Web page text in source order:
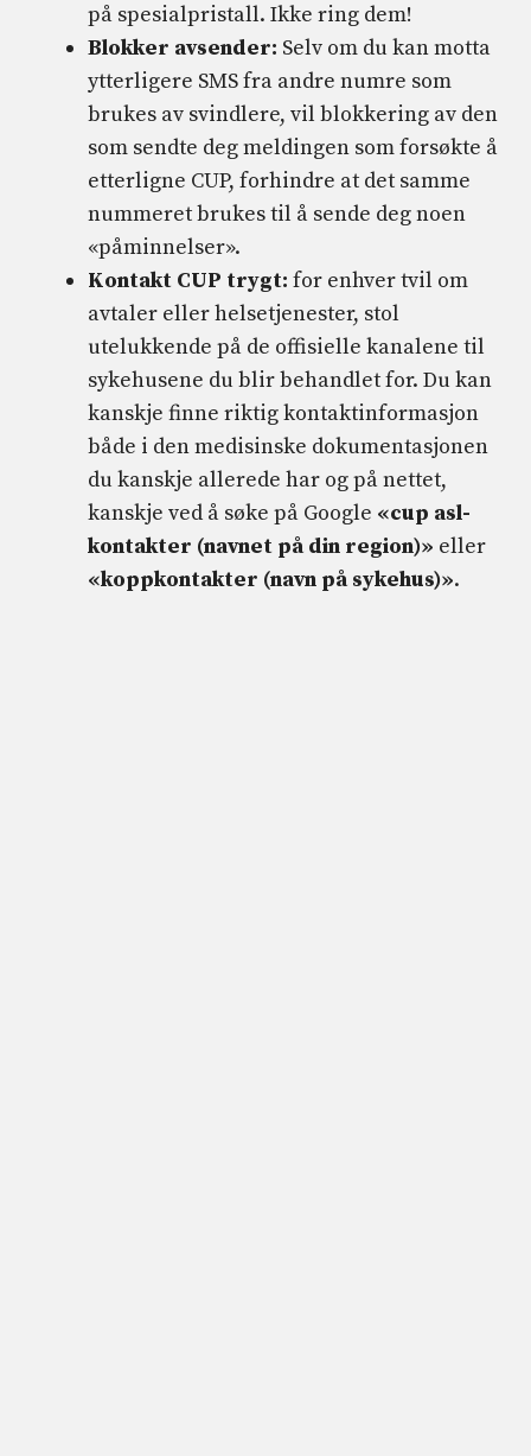
på spesialpristall. Ikke ring dem!
Blokker avsender: Selv om du kan motta
ytterligere SMS fra andre numre som
brukes av svindlere, vil blokkering av den
som sendte deg meldingen som forsøkte å
etterligne CUP, forhindre at det samme
nummeret brukes til å sende deg noen
«påminnelser».
Kontakt CUP trygt: for enhver tvil om
avtaler eller helsetjenester, stol
utelukkende på de offisielle kanalene til
sykehusene du blir behandlet for. Du kan
kanskje finne riktig kontaktinformasjon
både i den medisinske dokumentasjonen
du kanskje allerede har og på nettet,
kanskje ved å søke på Google «cup asl-
kontakter (navnet på din region)» eller
«koppkontakter (navn på sykehus)».